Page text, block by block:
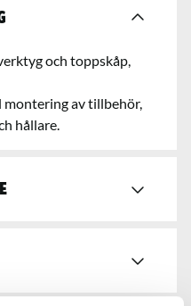
och toppskåp,
montering av tillbehör,
hållare.